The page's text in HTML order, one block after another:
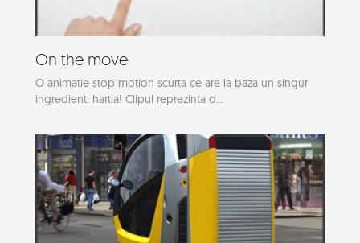
On the move
O animatie stop motion scurta ce are la baza un singur
ingredient: hartia! Clipul reprezinta o...